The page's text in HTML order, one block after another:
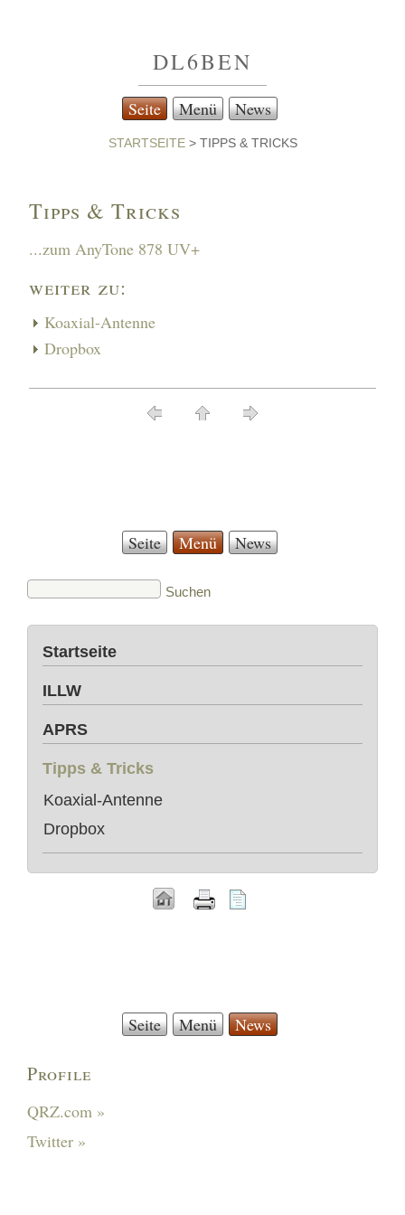
DL6BEN
Seite Menü News
STARTSEITE> TIPPS & TRICKS
Tipps & Tricks
...zum AnyTone 878 UV+
weiter zu:
Koaxial-Antenne
Dropbox
Seite Menü News
Startseite
ILLW
APRS
Tipps & Tricks
Koaxial-Antenne
Dropbox
Seite Menü News
Profile
QRZ.com »
Twitter »